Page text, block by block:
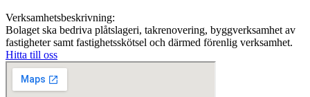
Verksamhetsbeskrivning:
Bolaget ska bedriva plåtslageri, takrenovering, byggverksamhet av
fastigheter samt fastighetsskötsel och därmed förenlig verksamhet.
Hitta till oss